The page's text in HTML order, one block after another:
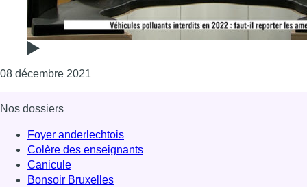
08 décembre 2021
Nos dossiers
Foyer anderlechtois
Colère des enseignants
Canicule
Bonsoir Bruxelles